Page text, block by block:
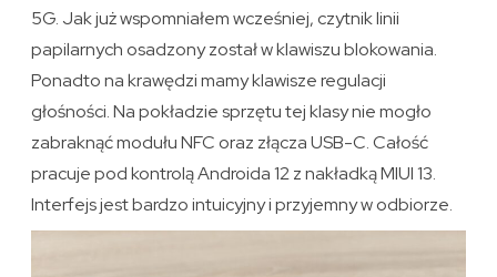
5G. Jak już wspomniałem wcześniej, czytnik linii
papilarnych osadzony został w klawiszu blokowania.
Ponadto na krawędzi mamy klawisze regulacji
głośności. Na pokładzie sprzętu tej klasy nie mogło
zabraknąć modułu NFC oraz złącza USB-C. Całość
pracuje pod kontrolą Androida 12 z nakładką MIUI 13.
Interfejs jest bardzo intuicyjny i przyjemny w odbiorze.